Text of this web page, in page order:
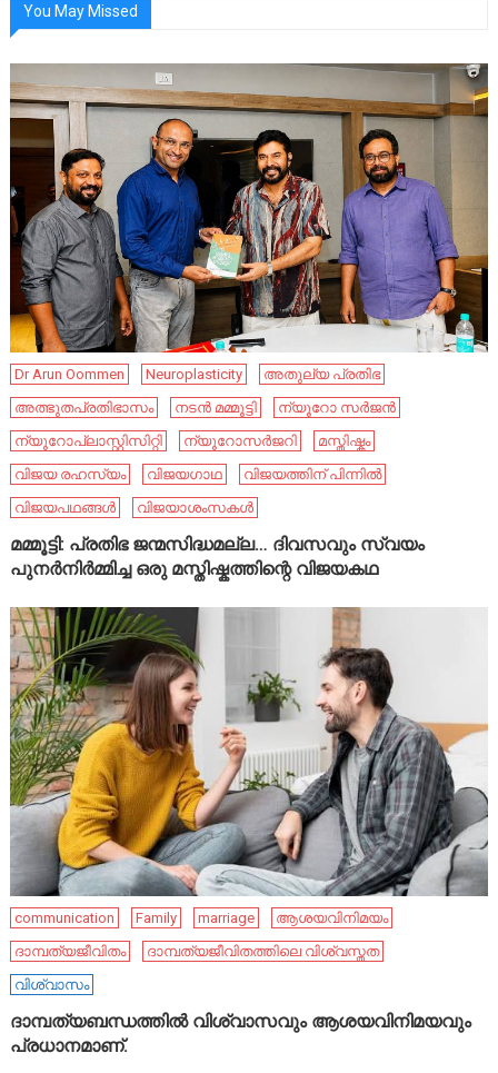
You May Missed
Dr Arun Oommen Neuroplasticity
അതുല്യ പ്രതിഭ
അത്ഭുതപ്രതിഭാസം
നടൻ മമ്മൂട്ടി
ന്യൂറോ സർജൻ
ന്യൂറോപ്ലാസ്റ്റിസിറ്റി
ന്യൂറോസർജറി
മസ്തിഷ്കം
വിജയ രഹസ്യം
വിജയഗാഥ
വിജയത്തിന് പിന്നിൽ
വിജയപഥങ്ങൾ
വിജയാശംസകൾ
മമ്മൂട്ടി: പ്രതിഭ ജന്മസിദ്ധമല്ല… ദിവസവും സ്വയം
പുനർനിർമ്മിച്ച ഒരു മസ്തിഷ്കത്തിന്റെ വിജയകഥ
communication Family marriage
ആശയവിനിമയം
ദാമ്പത്യജീവിതം
ദാമ്പത്യജീവിതത്തിലെ വിശ്വസ്തത
വിശ്വാസം
ദാമ്പത്യബന്ധത്തിൽ വിശ്വാസവും ആശയവിനിമയവും
പ്രധാനമാണ്.